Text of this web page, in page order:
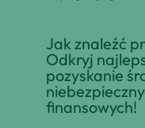
Jak znaleźć
Odkryj
pozyskanie
finansowych!